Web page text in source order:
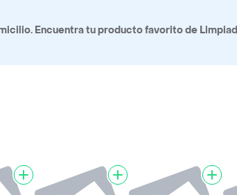
Encuentra tu producto favorito de